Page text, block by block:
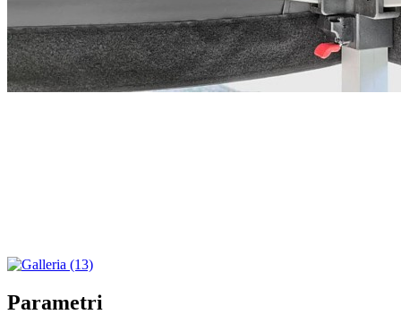
Parametri